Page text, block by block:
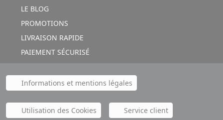
LE BLOG
PROMOTIONS
LIVRAISON RAPIDE
PAIEMENT SÉCURISÉ
Informations et mentions légales
Utilisation des Cookies Service client